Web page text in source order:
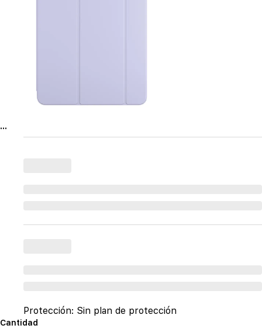
...
Protección: Sin plan de protección
Cantidad